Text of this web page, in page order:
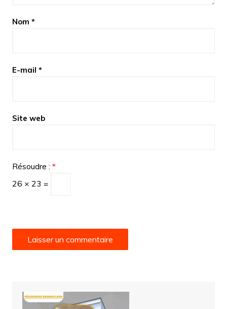
Nom *
E-mail *
Site web
Résoudre : *
26 × 23 =